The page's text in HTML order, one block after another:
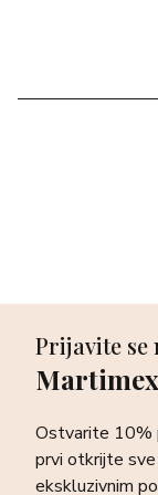
Newsletter
sve o najnovijim
ponudama te
Prijavite se
Ostvarite 10%
prvi otkrijte sve
ekskluzivnim